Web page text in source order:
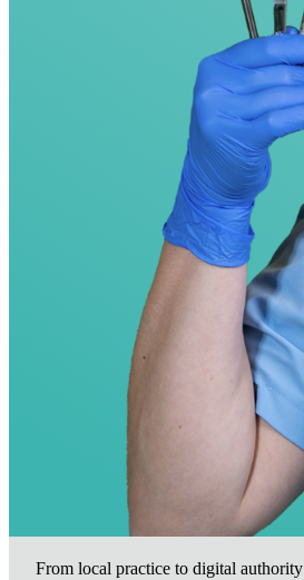
From local practice to digital authority